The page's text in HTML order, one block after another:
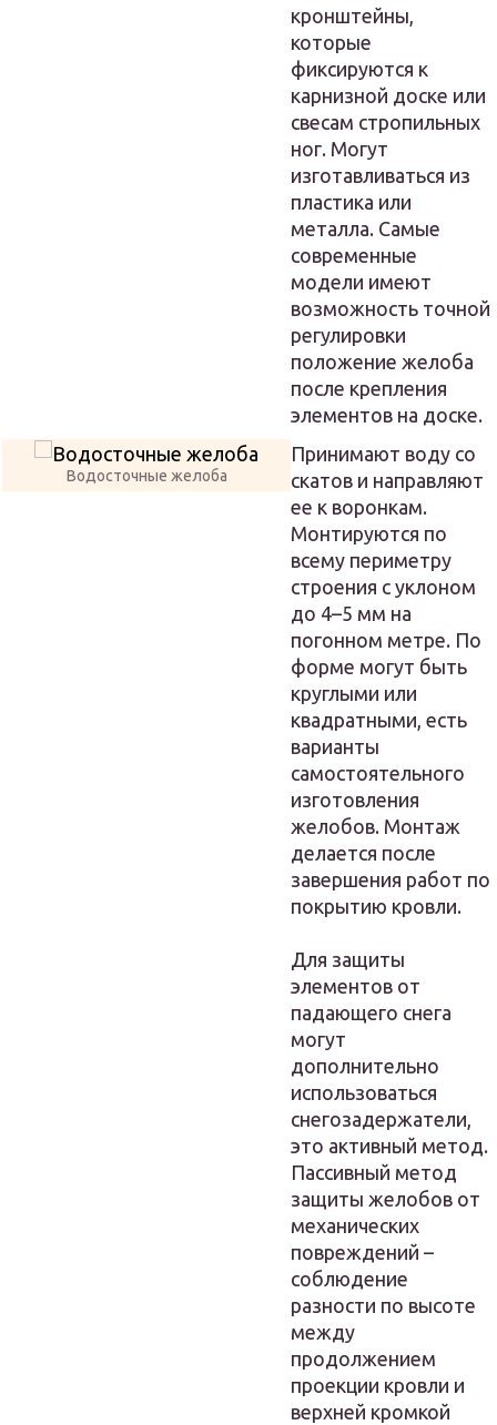
кронштейны,
которые
фиксируются к
карнизной доске или
свесам стропильных
ног. Могут
изготавливаться из
пластика или
металла. Самые
современные
модели имеют
возможность точной
регулировки
положение желоба
после крепления
элементов на доске.
Водосточные желоба
Принимают воду со
скатов и направляют
ее к воронкам.
Монтируются по
всему периметру
строения с уклоном
до 4–5 мм на
погонном метре. По
форме могут быть
круглыми или
квадратными, есть
варианты
самостоятельного
изготовления
желобов. Монтаж
делается после
завершения работ по
покрытию кровли.
Для защиты
элементов от
падающего снега
могут
дополнительно
использоваться
снегозадержатели,
это активный метод.
Пассивный метод
защиты желобов от
механических
повреждений –
соблюдение
разности по высоте
между
продолжением
проекции кровли и
верхней кромкой